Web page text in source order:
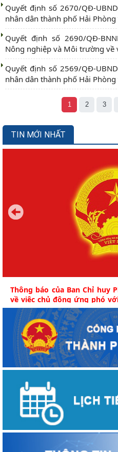
Quyết định số 2670/QĐ-UBND ngày 13/7/2026 của Uỷ ban
nhân dân thành phố Hải
Quyết định số 2690/QĐ-BNNMT ngày 10/7/2026 của Bộ
Nông nghiệp và Môi trường về
Quyết định số 2569/QĐ-UBND ngày 03/7/2026 của Uỷ ban
nhân dân thành phố Hải
1 2 3
TIN MỚI NHẤT
Thông báo của Ban Chỉ huy
về việc chủ động ứng phó
Đông